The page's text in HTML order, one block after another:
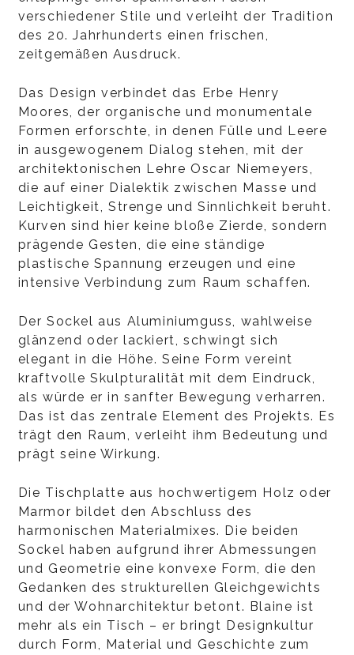
verschiedener Stile und verleiht der Tradition
des 20. Jahrhunderts einen frischen,
zeitgemäßen Ausdruck.
Das Design verbindet das Erbe Henry
Moores, der organische und monumentale
Formen erforschte, in denen Fülle und Leere
in ausgewogenem Dialog stehen, mit der
architektonischen Lehre Oscar Niemeyers,
die auf einer Dialektik zwischen Masse und
Leichtigkeit, Strenge und Sinnlichkeit beruht.
Kurven sind hier keine bloße Zierde, sondern
prägende Gesten, die eine ständige
plastische Spannung erzeugen und eine
intensive Verbindung zum Raum schaffen.
Der Sockel aus Aluminiumguss, wahlweise
glänzend oder lackiert, schwingt sich
elegant in die Höhe. Seine Form vereint
kraftvolle Skulpturalität mit dem Eindruck,
als würde er in sanfter Bewegung verharren.
Das ist das zentrale Element des Projekts. Es
trägt den Raum, verleiht ihm Bedeutung und
prägt seine Wirkung.
Die Tischplatte aus hochwertigem Holz oder
Marmor bildet den Abschluss des
harmonischen Materialmixes. Die beiden
Sockel haben aufgrund ihrer Abmessungen
und Geometrie eine konvexe Form, die den
Gedanken des strukturellen Gleichgewichts
und der Wohnarchitektur betont. Blaine ist
mehr als ein Tisch – er bringt Designkultur
durch Form, Material und Geschichte zum